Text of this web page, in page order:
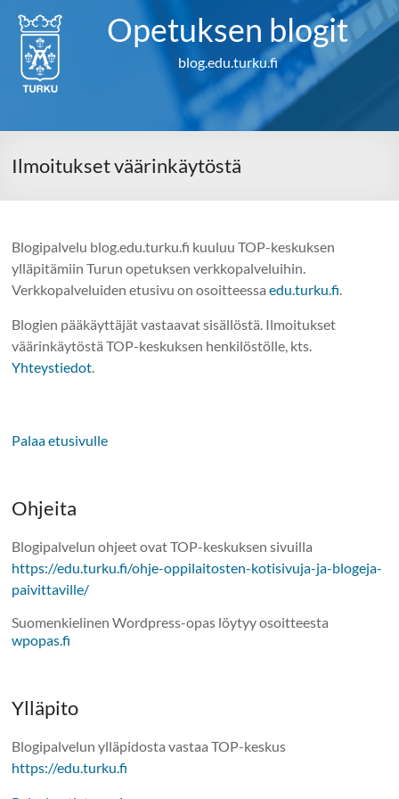
content
Opetuksen blogit
blog.edu.turku.fi
Ilmoitukset väärinkäytöstä
Blogipalvelu blog.edu.turku.fi kuuluu TOP-keskuksen
ylläpitämiin Turun opetuksen verkkopalveluihin.
Verkkopalveluiden etusivu on osoitteessaedu.turku.fi.
Blogien pääkäyttäjät vastaavat sisällöstä. Ilmoitukset
väärinkäytöstä TOP-keskuksen henkilöstölle, kts.
Yhteystiedot.
Palaa etusivulle
Ohjeita
Blogipalvelun ohjeet ovat TOP-keskuksen sivuilla
https://edu.turku.fi/ohje-oppilaitosten-kotisivuja-ja-blogeja-
paivittaville/
Suomenkielinen Wordpress-opas löytyy osoitteesta
wpopas.fi
Ylläpito
Blogipalvelun ylläpidosta vastaa TOP-keskus
https://edu.turku.fi